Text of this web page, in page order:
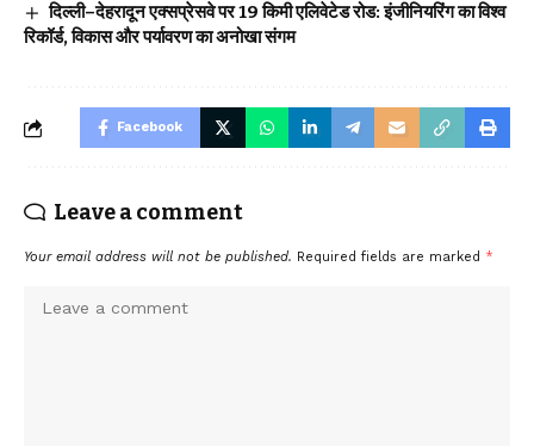
दिल्ली–देहरादून एक्सप्रेसवे पर 19 किमी एलिवेटेड रोड: इंजीनियरिंग का विश्व
रिकॉर्ड, विकास और पर्यावरण का अनोखा संगम
Facebook
Leave a comment
Your email address will not be published. Required fields are marked *